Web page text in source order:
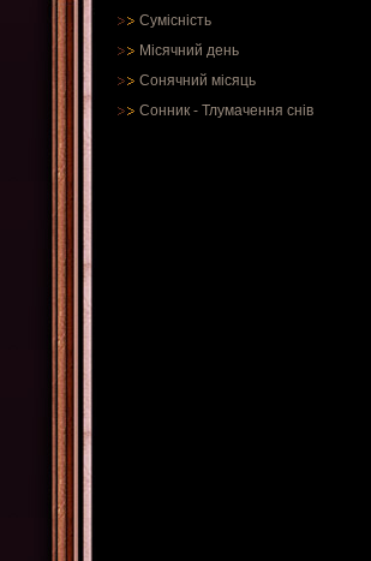
Сумісність
Місячний день
Сонячний місяць
Сонник - Тлумачення снів